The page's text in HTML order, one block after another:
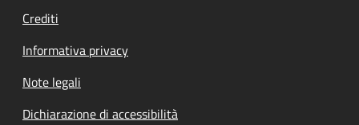
Crediti
Informativa privacy
Note legali
Dichiarazione di accessibilità